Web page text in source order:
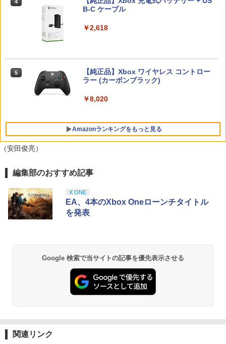
ンス Switch2版(【初回封入特典】魔導
Switch2 保護フィルム スイッチ2 保護フ
貼り付け キット カバー Switch 2 本体
アクセサリー Nintendo Switch2 ケース
可 透明 ブルーライト カット 99％ FIRM
￥1,000
￥5,930
【中古】MOTHER3
【中古】ドラゴンクエストVII Reimagin
タル落ち] [Blu-ray] [ブルーレイ]
￥2,572
ay】
ニンテンドープリペイド番号 9000円|オ
5
ニンテンドープリペイド番号 5000円|オ
ンラインコード版
￥5,000
【純正品】DualSense ワイヤレスコン
ZCT2J01)
【純正品】DualSense ワイヤレスコン
4
B-C ケーブル
￥2,618
5
【純正品】Xbox ワイヤレス コントロー
ラー (カーボンブラック)
￥8,020
Amazonランキングをもっと見る
1
【Amazon.co.jp限定】劇場版モノノ怪
ナル三方背収納ケース付きコレクション)
(オリジナル特典:オリジナル巾着＋メー
カー特典:【坤と離】二振りの剣、十翼よ
り来たる！スタジオ描き下ろしイラスト
￥10,780
劇場版「鬼滅の刃」無限城編 第一章 猗
窩座再来 通常版 [Blu-ray]
￥3,964
（安田俊亮）
編集部のおすすめ記事
X ONE
EA、4本のXbox Oneローンチタイトル
を発表
Google 検索で当サイトの記事を優先表示させる
関連リンク